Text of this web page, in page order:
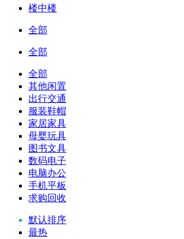
楼中楼
全部
全部
全部
其他闲置
出行交通
服装鞋帽
家居家具
母婴玩具
图书文具
数码电子
电脑办公
手机平板
求购回收
默认排序
最热